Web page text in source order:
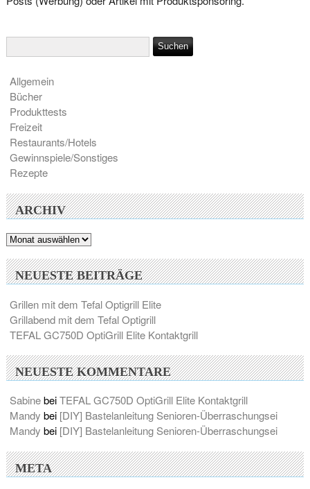
Allgemein
Bücher
Produkttests
Freizeit
Restaurants/Hotels
Gewinnspiele/Sonstiges
Rezepte
ARCHIV
Archiv
NEUESTE BEITRÄGE
Grillen mit dem Tefal Optigrill Elite
Grillabend mit dem Tefal Optigrill
TEFAL GC750D OptiGrill Elite Kontaktgrill
NEUESTE KOMMENTARE
SabinebeiTEFAL GC750D OptiGrill Elite Kontaktgrill
Mandy bei [DIY] Bastelanleitung Senioren-Überraschungsei
Mandy bei [DIY] Bastelanleitung Senioren-Überraschungsei
META